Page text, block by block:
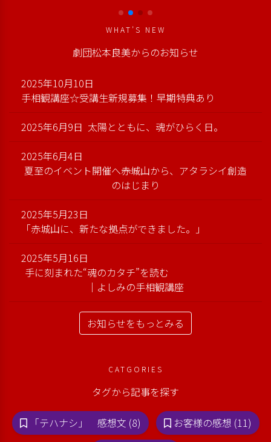
WHAT’S NEW
劇団松本良美からのお知らせ
2025年10月10日
手相観講座☆受講生新規募集！早期特典あり
2025年6月9日 太陽とともに、魂がひらく日。
2025年6月4日
夏至のイベント開催へ――赤城山から、アタラシイ創造
のはじまり
2025年5月23日
「赤城山に、新たな拠点ができました。」
2025年5月16日
手に刻まれた“魂のカタチ”を読む
｜よしみの手相観講座
お知らせをもっとみる
CATGORIES
タグから記事を探す
「テハナシ」 感想文 (8)
お客様の感想 (11)